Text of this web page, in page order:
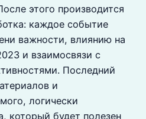
этого производится
каждое событие
важности, влиянию на
и взаимосвязи с
Последний
и
логически
который будет полезен